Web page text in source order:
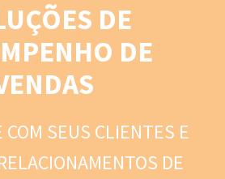
DE
DE
COM SEUS CLIENTES E
DE